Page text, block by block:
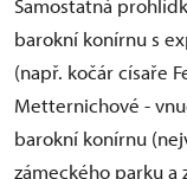
Samostatná
barokní konírnu s
(např. kočár císaře
Metternichové -
barokní konírnu
zámeckého parku a